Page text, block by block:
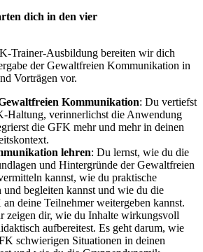
dich in den vier
Trainer-Ausbildung bereiten wir dich
der Gewaltfreien Kommunikation in
Vorträgen vor.
Kommunikation: Du vertiefst
Haltung, verinnerlichst die Anwendung
die GFK mehr und mehr in deinen
lehren: Du lernst, wie du die
und Hintergründe der Gewaltfreien
kannst, wie du praktische
und begleiten kannst und wie du die
deine Teilnehmer weitergeben kannst.
zeigen dir, wie du Inhalte wirkungsvoll
aufbereitest. Es geht darum, wie
schwierigen Situationen in deinen